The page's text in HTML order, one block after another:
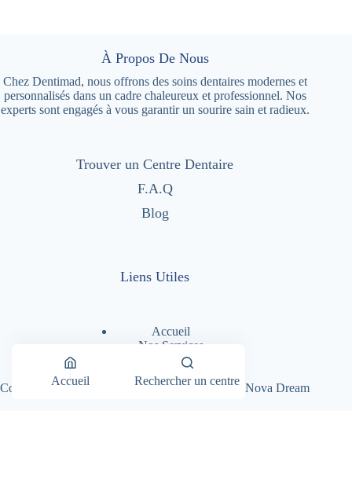
À Propos De Nous
Chez Dentimad, nous offrons des soins dentaires modernes et
personnalisés dans un cadre chaleureux et professionnel. Nos
experts sont engagés à vous garantir un sourire sain et radieux.
Trouver un Centre Dentaire
F.A.Q
Blog
Liens Utiles
Accueil
Nos Services
Nos Centres Dentaires
A Propos
Copyright © 2026 - Dentimad |Création Site par Nova Dream
Accueil Rechercher un centre